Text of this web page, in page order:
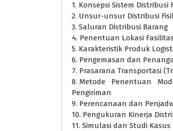
1. Konsepsi Sistem Distribusi
2. Unsur-unsur Distribusi
3. Saluran Distribusi Barang
4. Penentuan Lokasi Fasilitas
5. Karakteristik Produk
6. Pengemasan dan
7. Prasarana Transportasi
8. Metode Penentuan
Pengiriman
9. Perencanaan dan
10. Pengukuran Kinerja
11. Simulasi dan Studi Kasus